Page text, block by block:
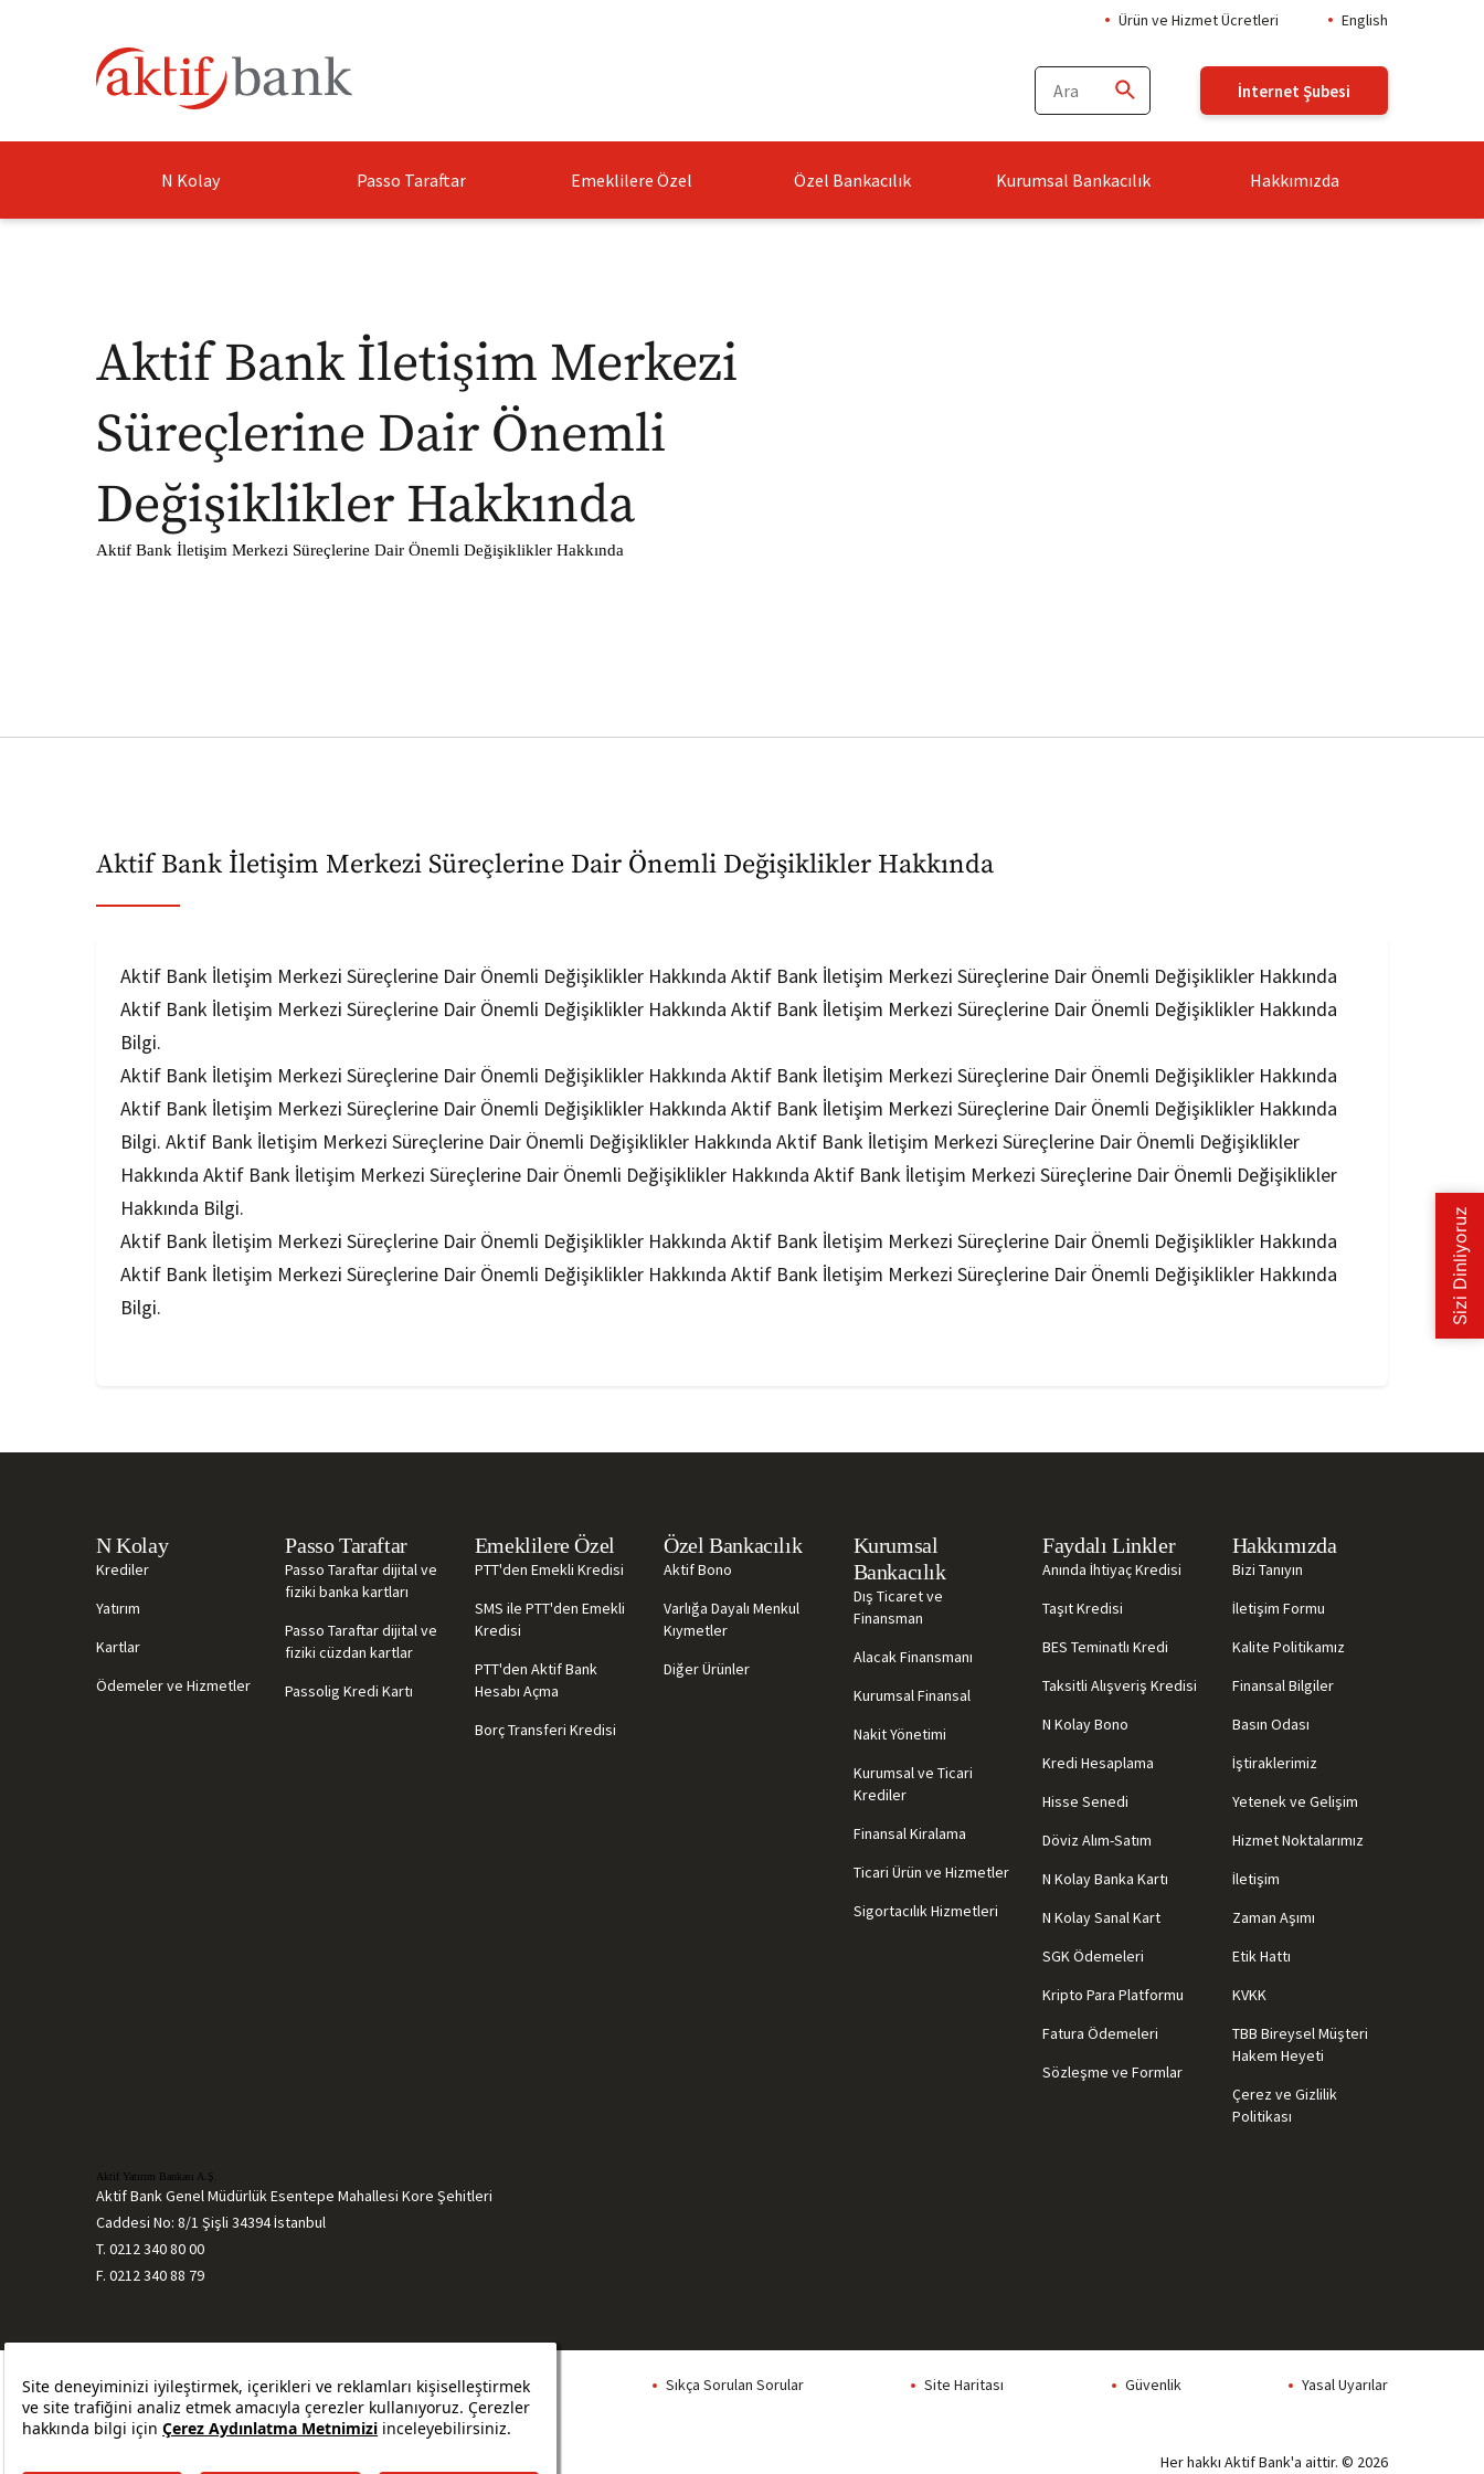
Ürün ve Hizmet Ücretleri English
İnternet Şubesi
N Kolay Passo Taraftar Emeklilere Özel Özel Bankacılık Kurumsal Bankacılık Hakkımızda
Aktif Bank İletişim Merkezi
Süreçlerine Dair Önemli
Değişiklikler Hakkında
Aktif Bank İletişim Merkezi Süreçlerine Dair Önemli Değişiklikler Hakkında
Aktif Bank İletişim Merkezi Süreçlerine Dair Önemli Değişiklikler Hakkında
Aktif Bank İletişim Merkezi Süreçlerine Dair Önemli Değişiklikler Hakkında Aktif Bank İletişim Merkezi Süreçlerine Dair Önemli Değişiklikler Hakkında
Aktif Bank İletişim Merkezi Süreçlerine Dair Önemli Değişiklikler Hakkında Aktif Bank İletişim Merkezi Süreçlerine Dair Önemli Değişiklikler Hakkında
Bilgi.
Aktif Bank İletişim Merkezi Süreçlerine Dair Önemli Değişiklikler Hakkında Aktif Bank İletişim Merkezi Süreçlerine Dair Önemli Değişiklikler Hakkında
Aktif Bank İletişim Merkezi Süreçlerine Dair Önemli Değişiklikler Hakkında Aktif Bank İletişim Merkezi Süreçlerine Dair Önemli Değişiklikler Hakkında
Bilgi. Aktif Bank İletişim Merkezi Süreçlerine Dair Önemli Değişiklikler Hakkında Aktif Bank İletişim Merkezi Süreçlerine Dair Önemli Değişiklikler
Hakkında Aktif Bank İletişim Merkezi Süreçlerine Dair Önemli Değişiklikler Hakkında Aktif Bank İletişim Merkezi Süreçlerine Dair Önemli Değişiklikler
Hakkında Bilgi.
Aktif Bank İletişim Merkezi Süreçlerine Dair Önemli Değişiklikler Hakkında Aktif Bank İletişim Merkezi Süreçlerine Dair Önemli Değişiklikler Hakkında
Aktif Bank İletişim Merkezi Süreçlerine Dair Önemli Değişiklikler Hakkında Aktif Bank İletişim Merkezi Süreçlerine Dair Önemli Değişiklikler Hakkında
Bilgi.
N Kolay
Krediler
Yatırım
Kartlar
Ödemeler ve Hizmetler
Passo Taraftar
Passo Taraftar dijital ve
fiziki banka kartları
Passo Taraftar dijital ve
fiziki cüzdan kartlar
Passolig Kredi Kartı
Emeklilere Özel
PTT'den Emekli Kredisi
SMS ile PTT'den Emekli
Kredisi
PTT'den Aktif Bank
Hesabı Açma
Borç Transferi Kredisi
Özel Bankacılık
Aktif Bono
Varlığa Dayalı Menkul
Kıymetler
Diğer Ürünler
Kurumsal
Bankacılık
Dış Ticaret ve
Finansman
Alacak Finansmanı
Kurumsal Finansal
Nakit Yönetimi
Kurumsal ve Ticari
Krediler
Finansal Kiralama
Ticari Ürün ve Hizmetler
Sigortacılık Hizmetleri
Faydalı Linkler
Anında İhtiyaç Kredisi
Taşıt Kredisi
BES Teminatlı Kredi
Taksitli Alışveriş Kredisi
N Kolay Bono
Kredi Hesaplama
Hisse Senedi
Döviz Alım-Satım
N Kolay Banka Kartı
N Kolay Sanal Kart
SGK Ödemeleri
Kripto Para Platformu
Fatura Ödemeleri
Sözleşme ve Formlar
Hakkımızda
Bizi Tanıyın
İletişim Formu
Kalite Politikamız
Finansal Bilgiler
Basın Odası
İştiraklerimiz
Yetenek ve Gelişim
Hizmet Noktalarımız
İletişim
Zaman Aşımı
Etik Hattı
KVKK
TBB Bireysel Müşteri
Hakem Heyeti
Çerez ve Gizlilik
Politikası
Aktif Yatırım Bankası A.Ş.
Aktif Bank Genel Müdürlük Esentepe Mahallesi Kore Şehitleri
Caddesi No: 8/1 Şişli 34394 İstanbul
T. 0212 340 80 00
F. 0212 340 88 79
Bilgi Toplumu Hizmetleri Sözleşmeler ve Formlar Sıkça Sorulan Sorular Site Haritası Güvenlik Yasal Uyarılar
Her hakkı Aktif Bank'a aittir. © 2026